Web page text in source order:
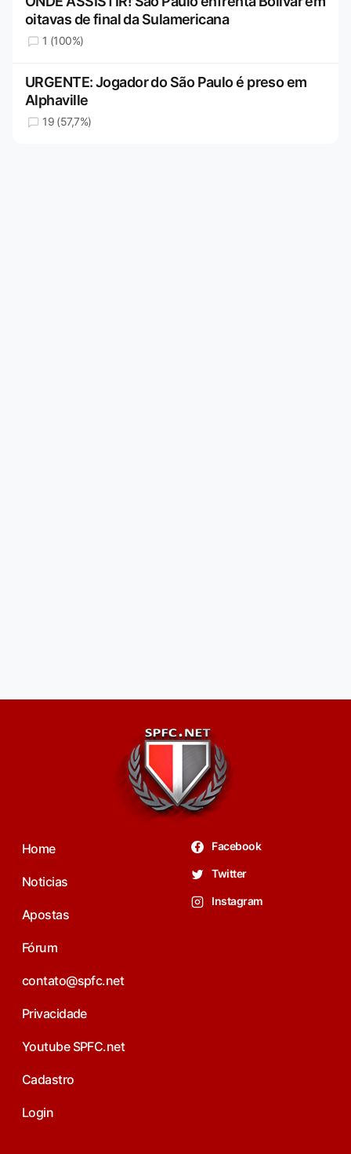
oitavas de final da Sulamericana
1 (100%)
URGENTE: Jogador do São Paulo é preso em
Alphaville
19 (57,7%)
Home
Noticias
Apostas
Fórum
contato@spfc.net
Privacidade
Youtube SPFC.net
Cadastro
Login
Facebook
Twitter
Instagram